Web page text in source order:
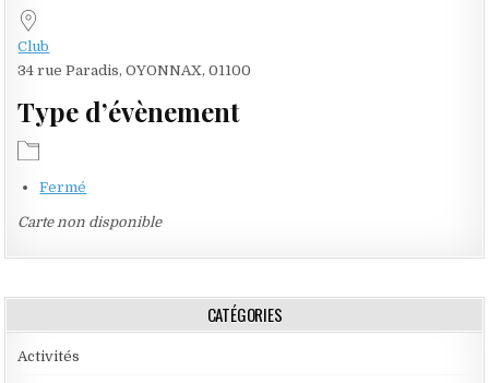
Club
34 rue Paradis, OYONNAX, 01100
Type d’évènement
Fermé
Carte non disponible
CATÉGORIES
Activités